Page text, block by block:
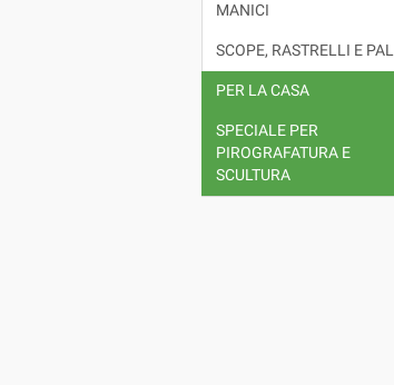
MANICI
SCOPE, RASTRELLI E
PER LA CASA
SPECIALE PER
PIROGRAFATURA E
SCULTURA